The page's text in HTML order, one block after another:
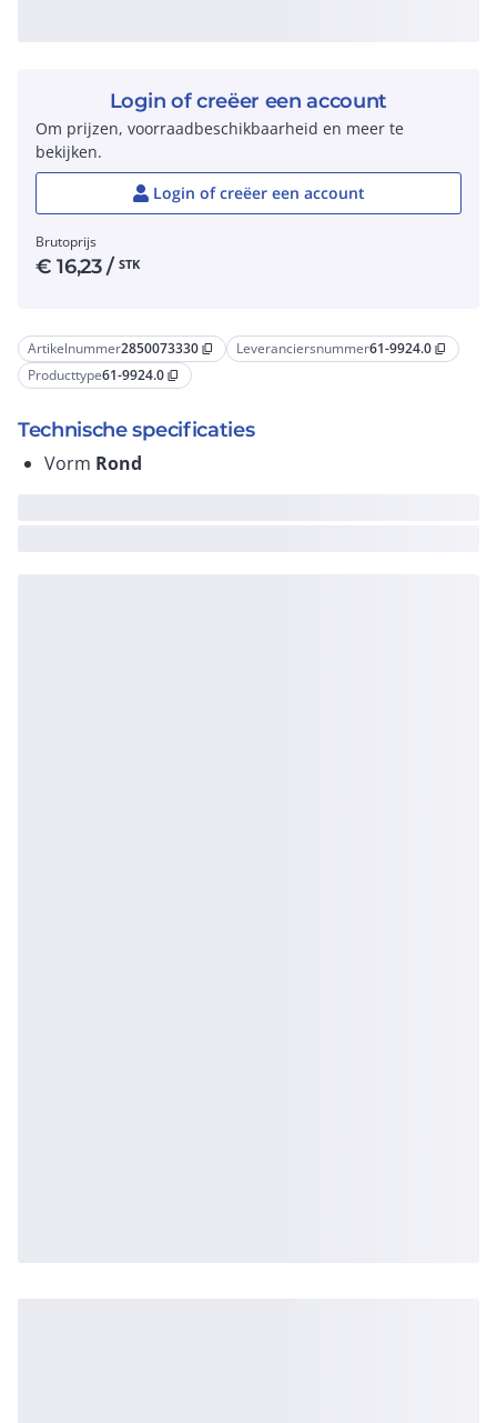
Artikelnummer2850073330 content_copy Leveranciersnummer61-9924.0 content_copy
Producttype61-9924.0 content_copy
Technische specificaties
Vorm Rond
Login of creëer een account
Om prijzen, voorraadbeschikbaarheid en meer te
bekijken.
Login of creëer een account
Brutoprijs
€16,23/ STK